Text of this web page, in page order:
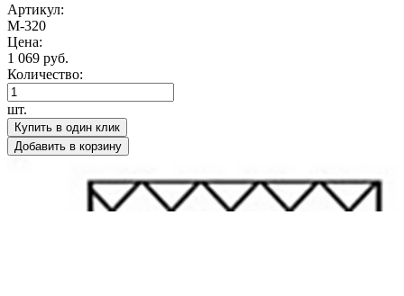
Артикул:
М-320
Цена:
1 069 руб.
Количество:
шт.
Купить в один клик
Добавить в корзину